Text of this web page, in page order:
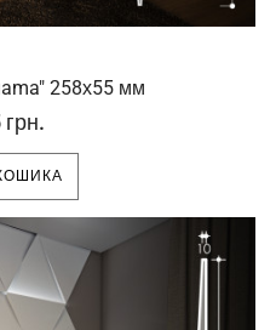
258х55 мм
грн.